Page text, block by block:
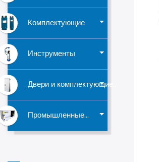
Комплектующие
Инструменты
Двери и комплектующие...
Промышленные...